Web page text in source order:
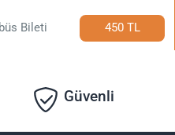
Bileti 450 TL
Güvenli